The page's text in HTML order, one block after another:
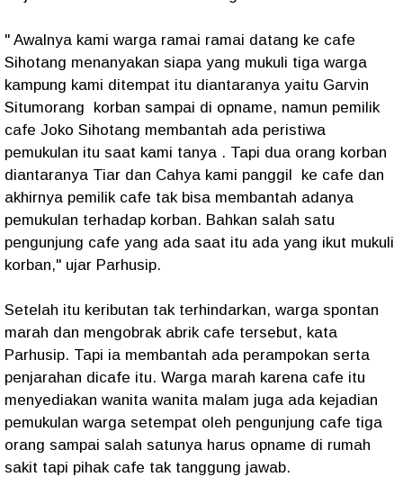
" Awalnya kami warga ramai ramai datang ke cafe
Sihotang menanyakan siapa yang mukuli tiga warga
kampung kami ditempat itu diantaranya yaitu Garvin
Situmorang korban sampai di opname, namun pemilik
cafe Joko Sihotang membantah ada peristiwa
pemukulan itu saat kami tanya . Tapi dua orang korban
diantaranya Tiar dan Cahya kami panggil ke cafe dan
akhirnya pemilik cafe tak bisa membantah adanya
pemukulan terhadap korban. Bahkan salah satu
pengunjung cafe yang ada saat itu ada yang ikut mukuli
korban," ujar Parhusip.
Setelah itu keributan tak terhindarkan, warga spontan
marah dan mengobrak abrik cafe tersebut, kata
Parhusip. Tapi ia membantah ada perampokan serta
penjarahan dicafe itu. Warga marah karena cafe itu
menyediakan wanita wanita malam juga ada kejadian
pemukulan warga setempat oleh pengunjung cafe tiga
orang sampai salah satunya harus opname di rumah
sakit tapi pihak cafe tak tanggung jawab.